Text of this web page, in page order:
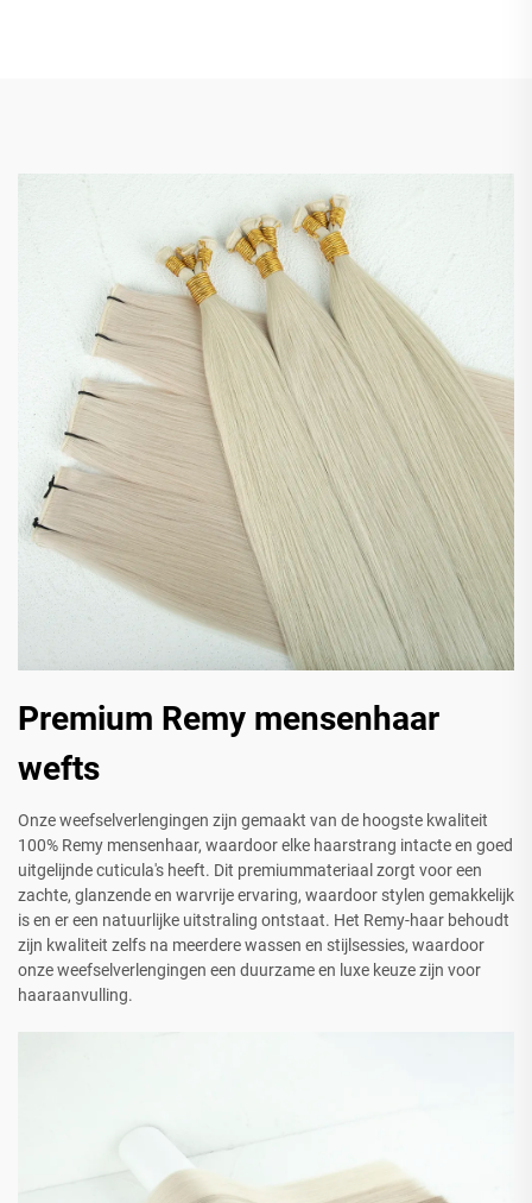
Premium Remy mensenhaar
wefts
Onze weefselverlengingen zijn gemaakt van de hoogste kwaliteit
100% Remy mensenhaar, waardoor elke haarstrang intacte en goed
uitgelijnde cuticula's heeft. Dit premiummateriaal zorgt voor een
zachte, glanzende en warvrije ervaring, waardoor stylen gemakkelijk
is en er een natuurlijke uitstraling ontstaat. Het Remy-haar behoudt
zijn kwaliteit zelfs na meerdere wassen en stijlsessies, waardoor
onze weefselverlengingen een duurzame en luxe keuze zijn voor
haaraanvulling.